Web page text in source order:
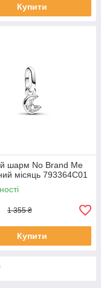
Купити
шарм No Brand Ме
місяць 793364C01
1 355 ₴
Купити